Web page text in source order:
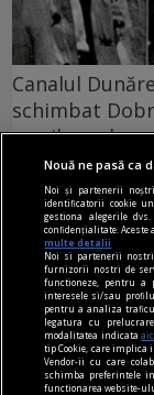
Canalul
schimbat
marilor sale
Au trecut 50
Canalul
mai ample și
României
lăsat în
muncă
Nouă ne pasă ca
Noi și partenerii
identificatorii cookie
gestiona alegerile
confidențialitate. Aceste
multe detalii
Noi si partenerii
furnizorii nostri de
functioneze, pentru
interesele si/sau
pentru a analiza
legatura cu
modalitatea indicata
tip Cookie, care implica
Vendor-ii cu care
schimba preferintele
functionarea website-